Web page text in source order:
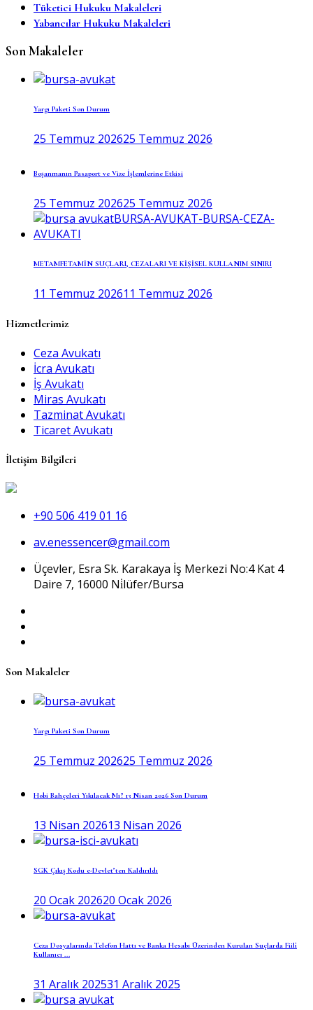
Tüketici Hukuku Makaleleri
Yabancılar Hukuku Makaleleri
Son Makaleler
Yargı Paketi Son Durum
25 Temmuz 202625 Temmuz 2026
Boşanmanın Pasaport ve Vize İşlemlerine Etkisi
25 Temmuz 202625 Temmuz 2026
METAMFETAMİN SUÇLARI, CEZALARI VE KİŞİSEL KULLANIM SINIRI
11 Temmuz 202611 Temmuz 2026
Hizmetlerimiz
Ceza Avukatı
İcra Avukatı
İş Avukatı
Miras Avukatı
Tazminat Avukatı
Ticaret Avukatı
İletişim Bilgileri
+90 506 419 01 16
av.enessencer@gmail.com
Üçevler, Esra Sk. Karakaya İş Merkezi No:4 Kat 4
Daire 7, 16000 Ni̇lüfer/Bursa
Son Makaleler
Yargı Paketi Son Durum
25 Temmuz 202625 Temmuz 2026
Hobi Bahçeleri Yıkılacak Mı? 13 Nisan 2026 Son Durum
13 Nisan 202613 Nisan 2026
SGK Çıkış Kodu e-Devlet’ten Kaldırıldı
20 Ocak 202620 Ocak 2026
Ceza Dosyalarında Telefon Hattı ve Banka Hesabı Üzerinden Kurulan Suçlarda Fiilî
Kullanıcı ...
31 Aralık 202531 Aralık 2025